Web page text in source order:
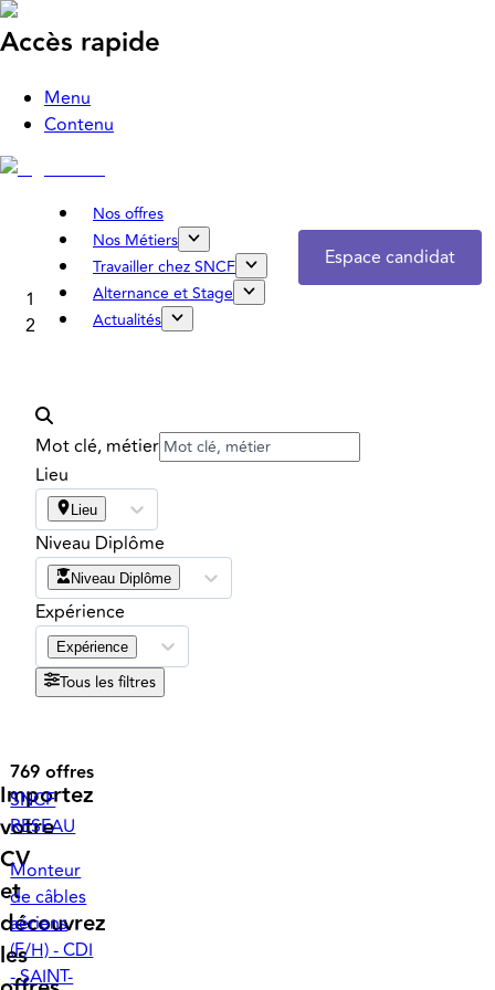
Accès rapide
Menu
Contenu
Nos offres
Nos Métiers
Travailler chez SNCF
Alternance et Stage
Actualités
Espace candidat
Accueil
Nos offres
Mot clé, métier
Lieu
Lieu
Niveau Diplôme
Niveau Diplôme
Expérience
Expérience
Tous les filtres
Importez
votre
CV
et
découvrez
les
769 offres
SNCF
RESEAU
Monteur
de câbles
aériens
(F/H) - CDI
- SAINT-